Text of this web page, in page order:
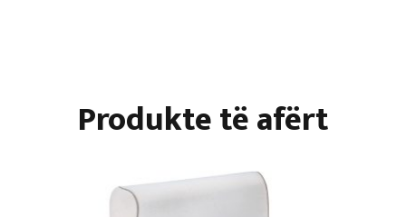
Produkte të afërt